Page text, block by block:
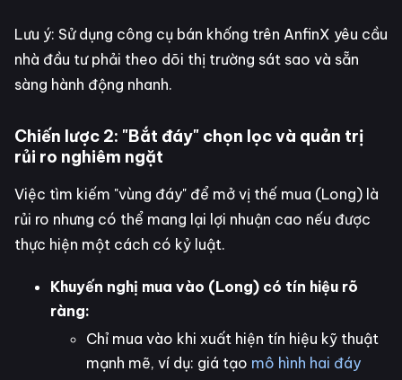
Lưu ý: Sử dụng công cụ bán khống trên AnfinX yêu cầu
nhà đầu tư phải theo dõi thị trường sát sao và sẵn
sàng hành động nhanh.
Chiến lược 2: "Bắt đáy" chọn lọc và quản trị
rủi ro nghiêm ngặt
Việc tìm kiếm "vùng đáy" để mở vị thế mua (Long) là
rủi ro nhưng có thể mang lại lợi nhuận cao nếu được
thực hiện một cách có kỷ luật.
Khuyến nghị mua vào (Long) có tín hiệu rõ
ràng:
Chỉ mua vào khi xuất hiện tín hiệu kỹ thuật
mạnh mẽ, ví dụ: giá tạo mô hình hai đáy